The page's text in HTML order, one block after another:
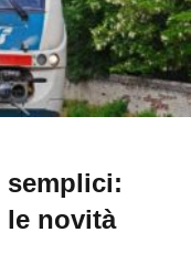
semplici:
le novità